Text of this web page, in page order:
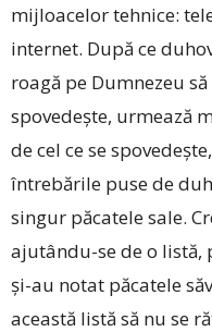
mijloacelor tehnice:
internet. După ce
roagă pe Dumnezeu
spovedește, urmează
de cel ce se
întrebările puse de
singur păcatele sale.
ajutându-se de o listă,
și-au notat păcatele
această listă să nu se